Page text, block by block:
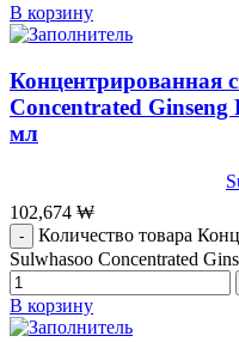
В корзину
Концентрированная
Concentrated
мл
102,674 ₩
Количество товара
Sulwhasoo Concentrated
В корзину